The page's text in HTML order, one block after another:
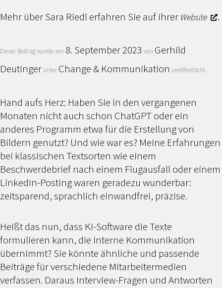
Mehr über Sara Riedl erfahren Sie auf ihrer Website .
Dieser Beitrag wurde am 8. September 2023 von Gerhild
Deutinger unter Change & Kommunikation veröffentlicht.
Hand aufs Herz: Haben Sie in den vergangenen
Monaten nicht auch schon ChatGPT oder ein
anderes Programm etwa für die Erstellung von
Bildern genutzt? Und wie war es? Meine Erfahrungen
bei klassischen Textsorten wie einem
Beschwerdebrief nach einem Flugausfall oder einem
LinkedIn-Posting waren geradezu wunderbar:
zeitsparend, sprachlich einwandfrei, präzise.
Heißt das nun, dass KI-Software die Texte
formulieren kann, die interne Kommunikation
übernimmt? Sie könnte ähnliche und passende
Beiträge für verschiedene Mitarbeitermedien
verfassen. Daraus Interview-Fragen und Antworten